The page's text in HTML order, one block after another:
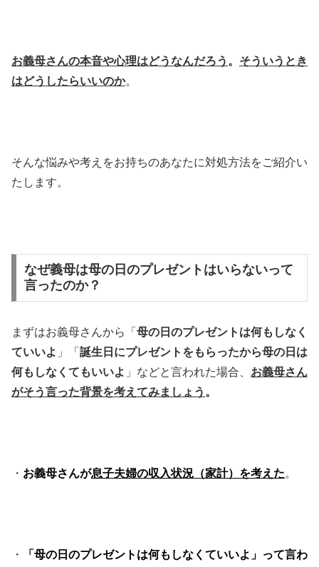
お義母さんの本音や心理はどうなんだろう 。 そういうとき
はどうしたらいいのか。
そんな悩みや考えをお持ちのあなたに対処方法をご紹介い
たします。
なぜ義母は母の日のプレゼントはいらないって
言ったのか？
まずはお義母さんから「 母の日のプレゼントは何もしなく
ていいよ 」「 誕生日にプレゼントをもらったから母の日は
何もしなくてもいいよ 」などと言われた場合、 お義母さん
がそう言った背景を考えてみましょう 。
・ お義母さんが息子夫婦の収入状況（家計）を考えた。
・
「母の日のプレゼントは何もしなくていいよ」って言わ